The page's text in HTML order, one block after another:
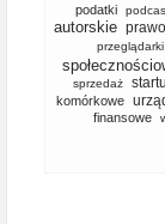
podatki
autorskie prawo
przeglądarki
sprzedaż
komórkowe
finansowe